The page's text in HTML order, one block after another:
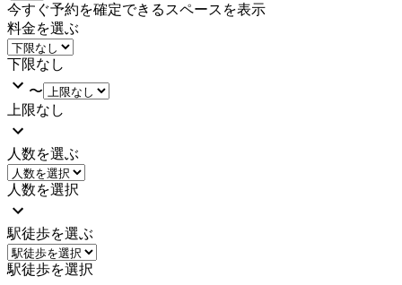
今すぐ予約を確定できるスペースを表示
料金を選ぶ
下限なし
〜
上限なし
人数を選ぶ
人数を選択
駅徒歩を選ぶ
駅徒歩を選択